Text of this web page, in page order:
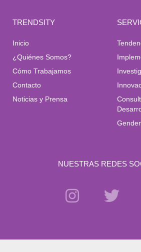
TRENDSITY
Inicio
¿Quiénes Somos?
Cómo Trabajamos
Contacto
Noticias y Prensa
NUESTRAS REDES